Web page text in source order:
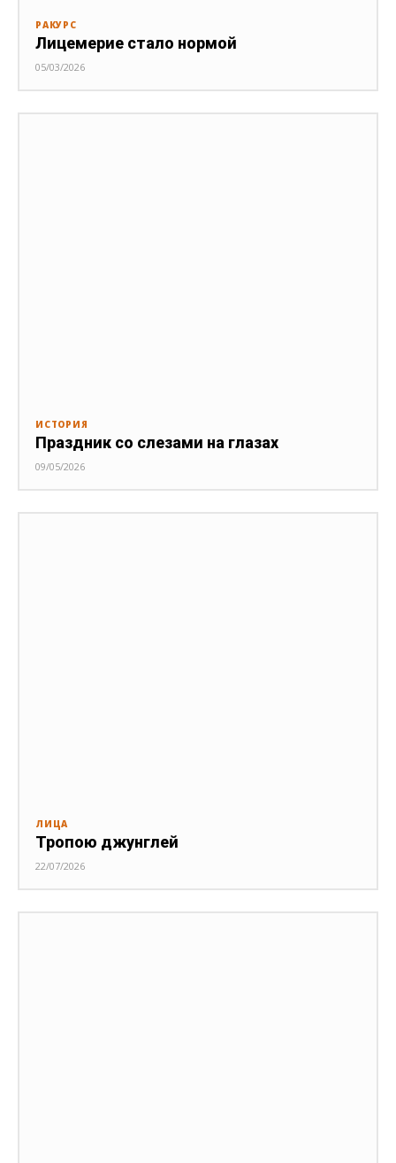
РАКУРС
Лицемерие стало нормой
05/03/2026
ИСТОРИЯ
Праздник со слезами на глазах
09/05/2026
ЛИЦА
Тропою джунглей
22/07/2026